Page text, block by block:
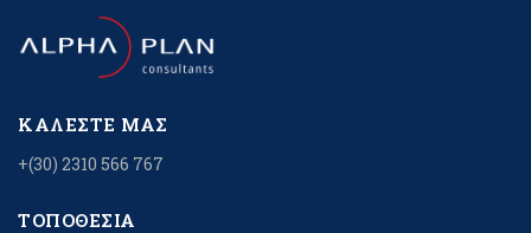
ΚΑΛΈΣΤΕ ΜΑΣ
+(30) 2310 566 767
ΤΟΠΟΘΕΣΊΑ